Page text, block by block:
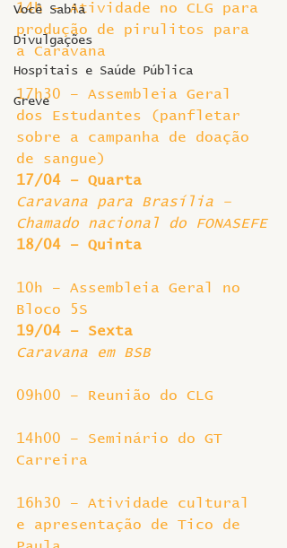
Você Sabia
Divulgações
Hospitais e Saúde Pública
Greve
14h – Atividade no CLG para
produção de pirulitos para
a Caravana
17h30 – Assembleia Geral
dos Estudantes (panfletar
sobre a campanha de doação
de sangue)
17/04 – Quarta
Caravana para Brasília –
Chamado nacional do FONASEFE
18/04 – Quinta
10h – Assembleia Geral no
Bloco 5S
19/04 – Sexta
Caravana em BSB
09h00 – Reunião do CLG
14h00 – Seminário do GT
Carreira
16h30 – Atividade cultural
e apresentação de Tico de